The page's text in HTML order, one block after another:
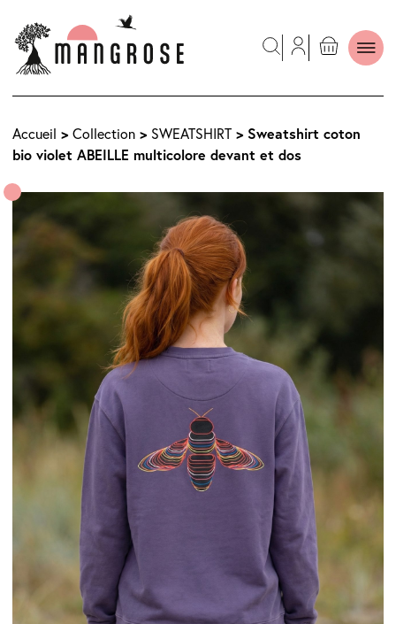
Accueil > Collection > SWEATSHIRT > Sweatshirt coton
bio violet ABEILLE multicolore devant et dos